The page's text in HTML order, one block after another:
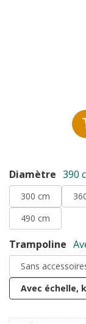
Diamètre 390
300 cm
490 cm
Trampoline
Sans
Avec échelle,